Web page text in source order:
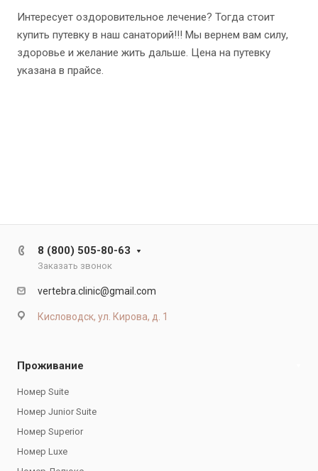
Интересует оздоровительное лечение? Тогда стоит
купить путевку в наш санаторий!!! Мы вернем вам силу,
здоровье и желание жить дальше. Цена на путевку
указана в прайсе.
8 (800) 505-80-63
Заказать звонок
vertebra.clinic@gmail.com
Кисловодск, ул. Кирова, д. 1
Проживание
Номер Suite
Номер Junior Suite
Номер Superior
Номер Luxe